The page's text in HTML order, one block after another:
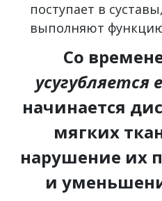
поступает в
выполняют
Со
усугубляется
начинается
мягких
нарушение их
и